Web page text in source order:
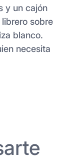
y un cajón
sobre
blanco.
necesita